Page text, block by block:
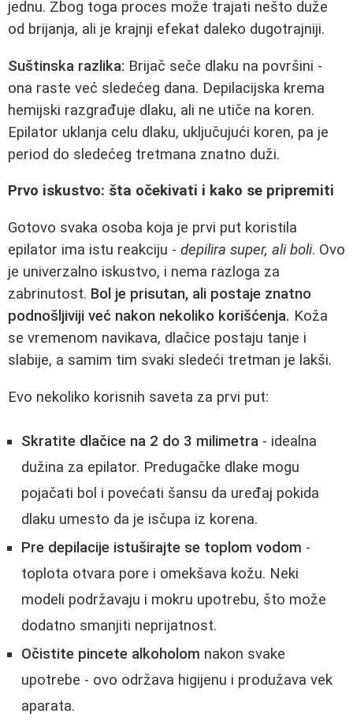
jednu. Zbog toga proces može trajati nešto duže
od brijanja, ali je krajnji efekat daleko dugotrajniji.
Suštinska razlika: Brijač seče dlaku na površini -
ona raste već sledećeg dana. Depilacijska krema
hemijski razgrađuje dlaku, ali ne utiče na koren.
Epilator uklanja celu dlaku, uključujući koren, pa je
period do sledećeg tretmana znatno duži.
Prvo iskustvo: šta očekivati i kako se pripremiti
Gotovo svaka osoba koja je prvi put koristila
epilator ima istu reakciju - depilira super, ali boli. Ovo
je univerzalno iskustvo, i nema razloga za
zabrinutost. Bol je prisutan, ali postaje znatno
podnošljiviji već nakon nekoliko korišćenja. Koža
se vremenom navikava, dlačice postaju tanje i
slabije, a samim tim svaki sledeći tretman je lakši.
Evo nekoliko korisnih saveta za prvi put:
Skratite dlačice na 2 do 3 milimetra - idealna
dužina za epilator. Predugačke dlake mogu
pojačati bol i povećati šansu da uređaj pokida
dlaku umesto da je isčupa iz korena.
Pre depilacije istuširajte se toplom vodom -
toplota otvara pore i omekšava kožu. Neki
modeli podržavaju i mokru upotrebu, što može
dodatno smanjiti neprijatnost.
Očistite pincete alkoholom nakon svake
upotrebe - ovo održava higijenu i produžava vek
aparata.